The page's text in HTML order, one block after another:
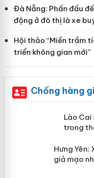
Đà Nẵng: Phấn đấu
động ở đô thị là xe
Hội thảo “Miền trầm
triển không gian mới”
Chống hàng
Lào
mại